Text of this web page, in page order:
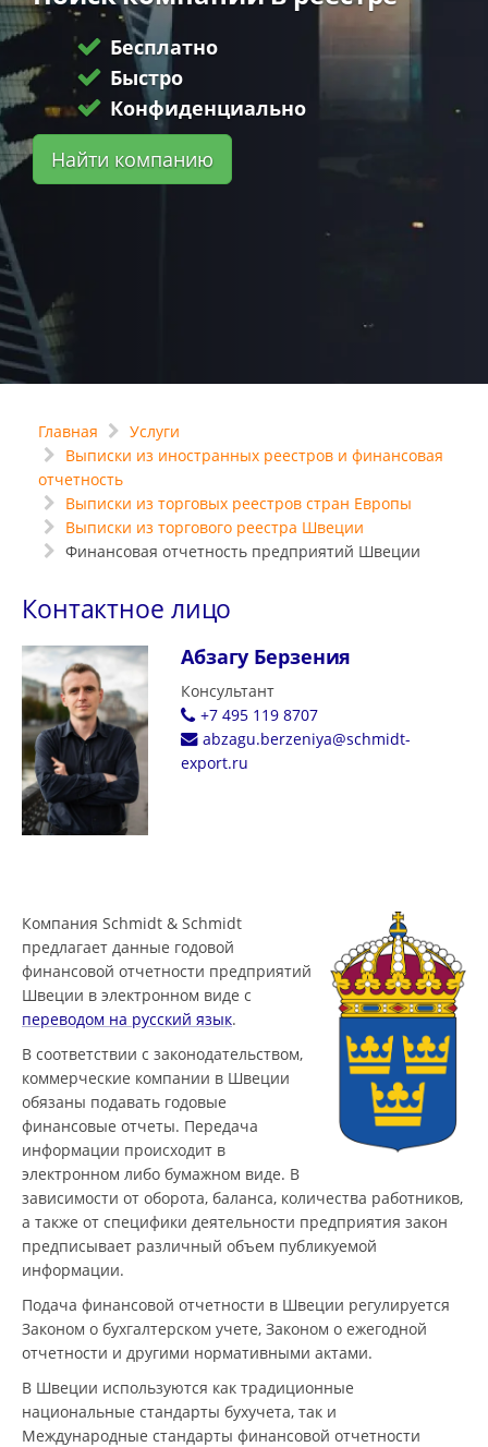
Бесплатно
Быстро
Конфиденциально
Найти компанию
Главная
Услуги
Выписки из иностранных реестров и финансовая
отчетность
Выписки из торговых реестров стран Европы
Выписки из торгового реестра Швеции
Финансовая отчетность предприятий Швеции
Контактное лицо
Абзагу Берзения
Консультант
+7 495 119 8707
abzagu.berzeniya@schmidt-
export.ru
Компания Schmidt & Schmidt
предлагает данные годовой
финансовой отчетности предприятий
Швеции в электронном виде с
переводом на русский язык.
В соответствии с законодательством,
коммерческие компании в Швеции
обязаны подавать годовые
финансовые отчеты. Передача
информации происходит в
электронном либо бумажном виде. В
зависимости от оборота, баланса, количества работников,
а также от специфики деятельности предприятия закон
предписывает различный объем публикуемой
информации.
Подача финансовой отчетности в Швеции регулируется
Законом о бухгалтерском учете, Законом о ежегодной
отчетности и другими нормативными актами.
В Швеции используются как традиционные
национальные стандарты бухучета, так и
Международные стандарты финансовой отчетности